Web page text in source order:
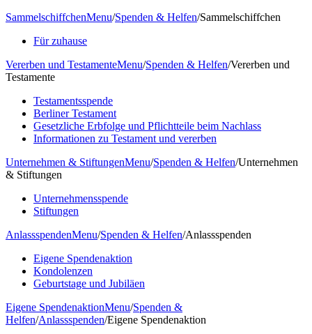
SammelschiffchenMenu/Spenden & Helfen/Sammelschiffchen
Für zuhause
Vererben und TestamenteMenu/Spenden & Helfen/Vererben und
Testamente
Testamentsspende
Berliner Testament
Gesetzliche Erbfolge und Pflichtteile beim Nachlass
Informationen zu Testament und vererben
Unternehmen & StiftungenMenu/Spenden & Helfen/Unternehmen
& Stiftungen
Unternehmensspende
Stiftungen
AnlassspendenMenu/Spenden & Helfen/Anlassspenden
Eigene Spendenaktion
Kondolenzen
Geburtstage und Jubiläen
Eigene SpendenaktionMenu/Spenden &
Helfen/Anlassspenden/Eigene Spendenaktion